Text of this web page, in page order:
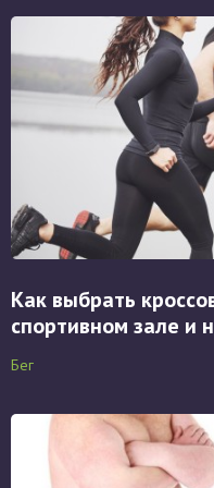
Как выбрать
спортивном зале и
Бег